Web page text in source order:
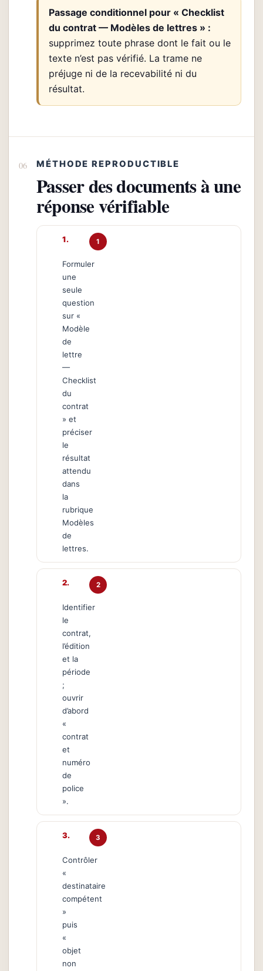
Passage conditionnel pour « Checklist
du contrat — Modèles de lettres » :
supprimez toute phrase dont le fait ou le
texte n’est pas vérifié. La trame ne
préjuge ni de la recevabilité ni du
résultat.
MÉTHODE REPRODUCTIBLE
Passer des documents à une
réponse vérifiable
1
Formuler
une
seule
question
sur «
Modèle
de
lettre
—
Checklist
du
contrat
» et
préciser
le
résultat
attendu
dans
la
rubrique
Modèles
de
lettres.
2
Identifier
le
contrat,
l’édition
et la
période
;
ouvrir
d’abord
«
contrat
et
numéro
de
police
».
3
Contrôler
«
destinataire
compétent
»
puis
«
objet
non